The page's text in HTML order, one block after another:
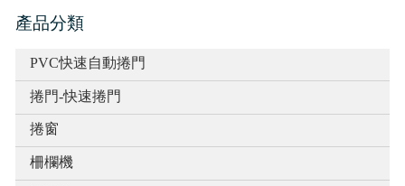
產品分類
PVC快速自動捲門
捲門-快速捲門
捲窗
柵欄機